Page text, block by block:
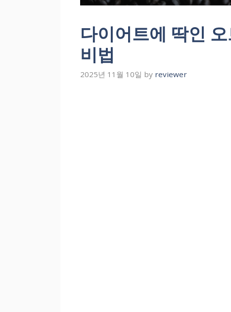
다이어트에 딱인
비법
2025년 11월 10일 by reviewer